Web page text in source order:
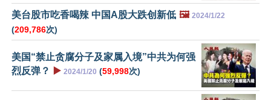
美台股市吃香喝辣 中国A股大跌创新低 🖼️ 2024/1/22
(209,786次)
美国“禁止贪腐分子及家属入境”中共为何强
烈反弹？
▶️ 2024/1/20 (59,998次)